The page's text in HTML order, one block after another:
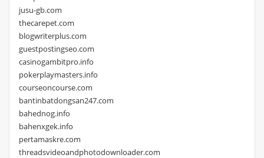
jusu-gb.com
thecarepet.com
blogwriterplus.com
guestpostingseo.com
casinogambitpro.info
pokerplaymasters.info
courseoncourse.com
bantinbatdongsan247.com
bahednog.info
bahenxgek.info
pertamaskre.com
threadsvideoandphotodownloader.com